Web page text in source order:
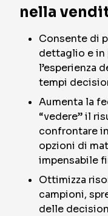
nella
Consente di
dettaglio e in
l’esperienza
tempi
Aumenta la
“vedere” il
confrontare
opzioni di
impensabile
Ottimizza
campioni,
delle